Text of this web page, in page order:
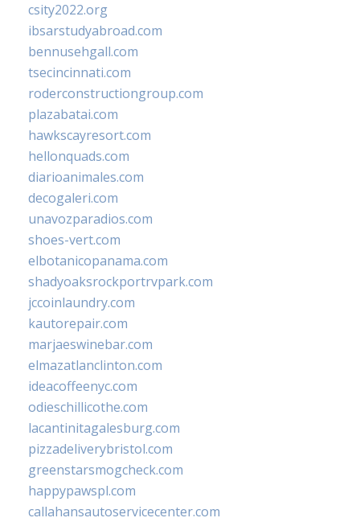
csity2022.org
ibsarstudyabroad.com
bennusehgall.com
tsecincinnati.com
roderconstructiongroup.com
plazabatai.com
hawkscayresort.com
hellonquads.com
diarioanimales.com
decogaleri.com
unavozparadios.com
shoes-vert.com
elbotanicopanama.com
shadyoaksrockportrvpark.com
jccoinlaundry.com
kautorepair.com
marjaeswinebar.com
elmazatlanclinton.com
ideacoffeenyc.com
odieschillicothe.com
lacantinitagalesburg.com
pizzadeliverybristol.com
greenstarsmogcheck.com
happypawspl.com
callahansautoservicecenter.com